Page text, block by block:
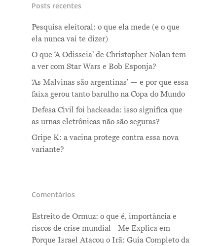
Posts recentes
Pesquisa eleitoral: o que ela mede (e o que
ela nunca vai te dizer)
O que ‘A Odisseia’ de Christopher Nolan tem
a ver com Star Wars e Bob Esponja?
‘As Malvinas são argentinas’ — e por que essa
faixa gerou tanto barulho na Copa do Mundo
Defesa Civil foi hackeada: isso significa que
as urnas eletrônicas não são seguras?
Gripe K: a vacina protege contra essa nova
variante?
Comentários
Estreito de Ormuz: o que é, importância e
riscos de crise mundial - Me Explica em
Porque Israel Atacou o Irã: Guia Completo da